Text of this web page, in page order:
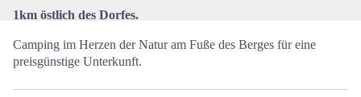
1km östlich des Dorfes.
Camping im Herzen der Natur am Fuße des Berges für eine
preisgünstige Unterkunft.